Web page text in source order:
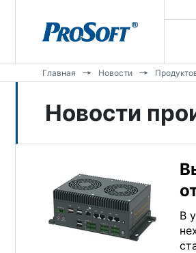
Главная Новости
Новости
В